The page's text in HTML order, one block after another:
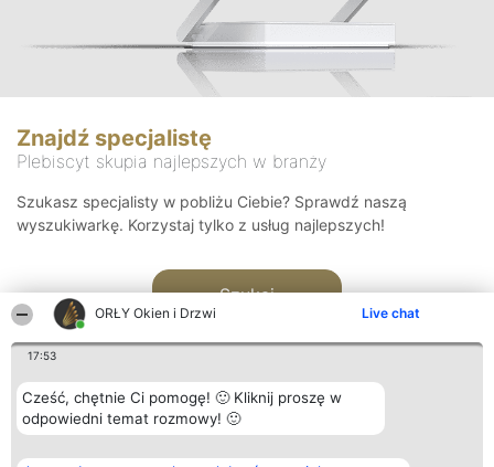
ORŁY Okien i Drzwi Live chat
17:53
Cześć, chętnie Ci pomogę! 🙂 Kliknij proszę w
odpowiedni temat rozmowy! 🙂
Znajdź specjalistę
Plebiscyt skupia najlepszych w branży
Szukasz specjalisty w pobliżu Ciebie? Sprawdź naszą
wyszukiwarkę. Korzystaj tylko z usług najlepszych!
Szukaj
Organizator plebiscytu Plebiscyt Kontakt